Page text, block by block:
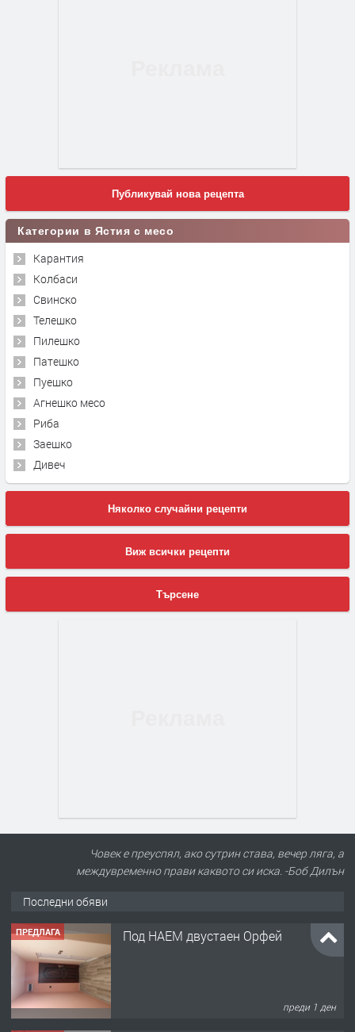
Публикувай нова рецепта
Категории в Ястия с месо
Карантия
Колбаси
Свинско
Телешко
Пилешко
Патешко
Пуешко
Агнешко месо
Риба
Заешко
Дивеч
Няколко случайни рецепти
Виж всички рецепти
Търсене
Човек е преуспял, ако сутрин става, вечер ляга, а
междувременно прави каквото си иска. -Боб Дилън
Последни обяви
ПРЕДЛАГА Под НАЕМ двустаен Орфей
преди 1 ден